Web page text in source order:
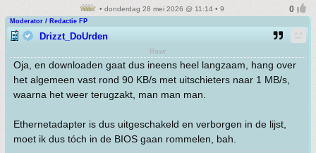
• donderdag 28 mei 2026 @ 11:14 • 9
Moderator / Redactie FP
Drizzt_DoUrden
Rawr
Oja, en downloaden gaat dus ineens heel langzaam, hang over
het algemeen vast rond 90 KB/s met uitschieters naar 1 MB/s,
waarna het weer terugzakt, man man man.
Ethernetadapter is dus uitgeschakeld en verborgen in de lijst,
moet ik dus tóch in de BIOS gaan rommelen, bah.